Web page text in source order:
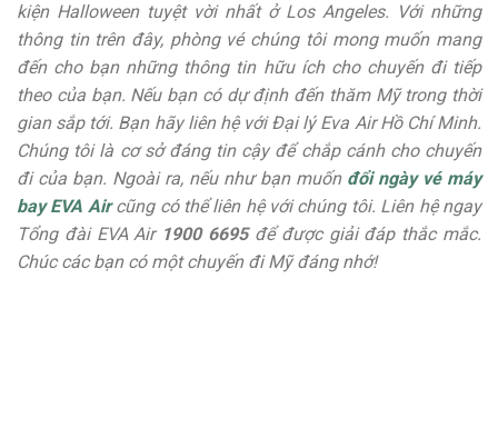
kiện Halloween tuyệt vời nhất ở Los Angeles. Với những
thông tin trên đây, phòng vé chúng tôi mong muốn mang
đến cho bạn những thông tin hữu ích cho chuyến đi tiếp
theo của bạn. Nếu bạn có dự định đến thăm Mỹ trong thời
gian sắp tới. Bạn hãy liên hệ với Đại lý Eva Air Hồ Chí Minh.
Chúng tôi là cơ sở đáng tin cậy để chắp cánh cho chuyến
đi của bạn. Ngoài ra, nếu như bạn muốn đổi ngày vé máy
bay EVA Aircũng có thể liên hệ với chúng tôi. Liên hệ ngay
Tổng đài EVA Air 1900 6695để được giải đáp thắc mắc.
Chúc các bạn có một chuyến đi Mỹ đáng nhớ!